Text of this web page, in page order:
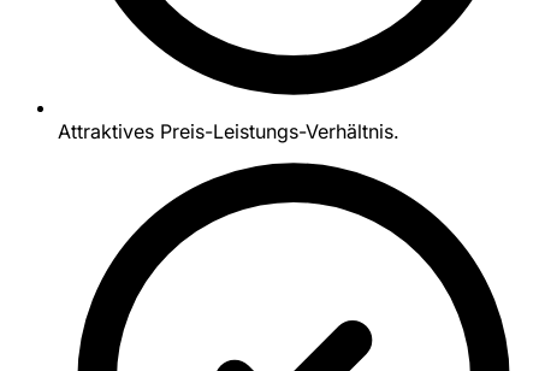
Attraktives Preis-Leistungs-Verhältnis.